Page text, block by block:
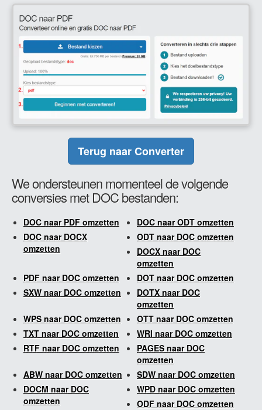
Terug naar Converter
We ondersteunen momenteel de volgende
conversies met DOC bestanden:
DOC naar PDF omzetten
DOC naar ODT omzetten
DOC naar DOCX
omzetten
ODT naar DOC omzetten
DOCX naar DOC
omzetten
PDF naar DOC omzetten
DOT naar DOC omzetten
SXW naar DOC omzetten
DOTX naar DOC
omzetten
WPS naar DOC omzetten
OTT naar DOC omzetten
TXT naar DOC omzetten
WRI naar DOC omzetten
RTF naar DOC omzetten
PAGES naar DOC
omzetten
ABW naar DOC omzetten
SDW naar DOC omzetten
DOCM naar DOC
omzetten
WPD naar DOC omzetten
ODF naar DOC omzetten